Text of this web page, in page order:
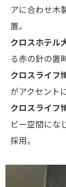
アに合わせ木
置。
クロスホテル
る赤の針の置
クロスライフ
がアクセント
クロスライフ
ビー空間にな
採用。